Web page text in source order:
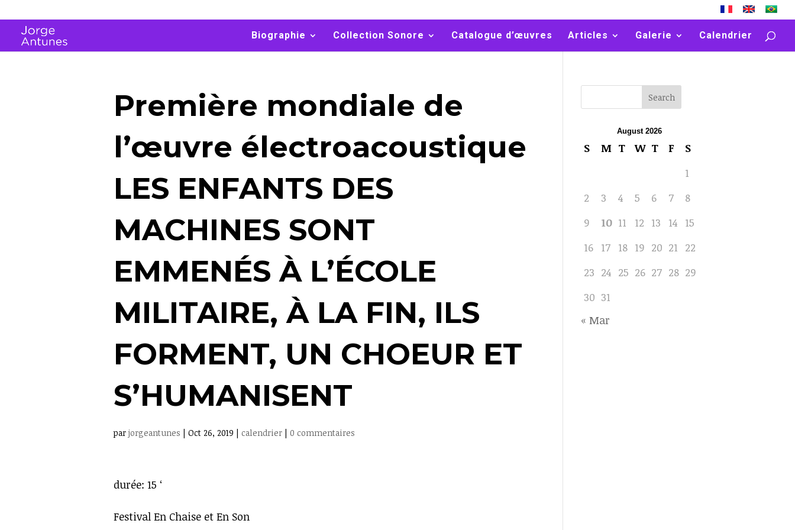
Biographie Collection Sonore Catalogue d’œuvres Articles Galerie Calendrier
Première mondiale de
l’œuvre électroacoustique
LES ENFANTS DES
MACHINES SONT
EMMENÉS À L’ÉCOLE
MILITAIRE, À LA FIN, ILS
FORMENT, UN CHOEUR ET
S’HUMANISENT
par jorgeantunes | Oct 26, 2019 | calendrier | 0 commentaires
durée: 15 ‘
Festival En Chaise et En Son
August 2026
S M T W T F
S
1
2
3 4 5 6 7
8
9
10 11 12 13 14 15
16
17 18 19 20 21 22
23 24 25 26 27 28 29
30 31
« Mar